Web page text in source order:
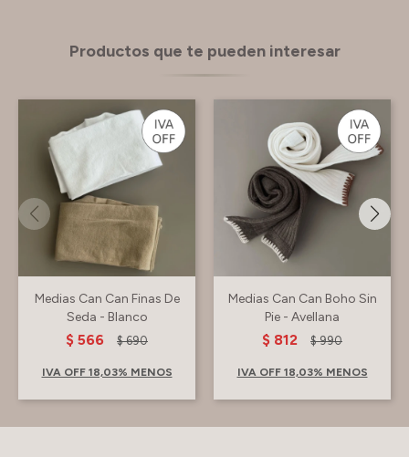
Productos que te pueden interesar
Medias Can Can Finas De
Seda - Blanco
$ 566 $ 690
IVA OFF 18,03% MENOS
Medias Can Can Boho Sin
Pie - Avellana
$ 812 $ 990
IVA OFF 18,03% MENOS